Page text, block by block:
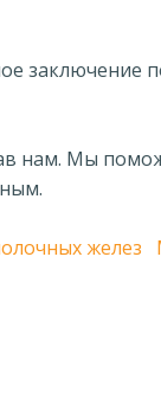
заключение
нам. Мы
желез